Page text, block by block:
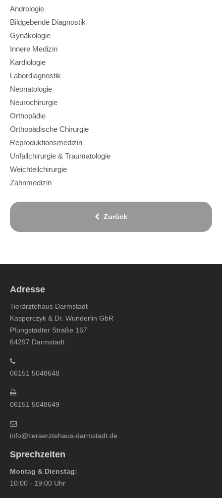
Andrologie
Bildgebende Diagnostik
Gynäkologie
Innere Medizin
Kardiologie
Labordiagnostik
Neonatologie
Neurochirurgie
Orthopädie
Orthopädische Chirurgie
Reproduktionsmedizin
Unfallchirurgie & Traumatologie
Weichteilchirurgie
Zahnmedizin
Zurück
Adresse
Tierärztehaus Darmstadt
Kasperczyk & Dr. Wunderlin GbR
Pfungstädter Straße 167
64297 Darmstadt
06151 5048648
06151 5048649
info@tieraerztehaus-darmstadt.de
Sprechzeiten
Montag & Dienstag:
10:00 - 19:00 Uhr